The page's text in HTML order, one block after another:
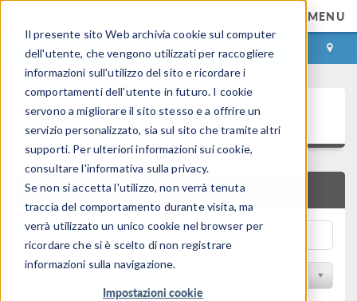
Il presente sito Web archivia cookie sul computer
dell'utente, che vengono utilizzati per raccogliere
informazioni sull'utilizzo del sito e ricordare i
comportamenti dell'utente in futuro. I cookie
servono a migliorare il sito stesso e a offrire un
servizio personalizzato, sia sul sito che tramite altri
supporti. Per ulteriori informazioni sui cookie,
consultare l'informativa sulla privacy.
Se non si accetta l'utilizzo, non verrà tenuta
traccia del comportamento durante visita, ma
verrà utilizzato un unico cookie nel browser per
ricordare che si è scelto di non registrare
informazioni sulla navigazione.
Impostazioni cookie
MENU
ACCEDI CONTACT
Galleria delle Applicazioni
RICERCA RAPIDA